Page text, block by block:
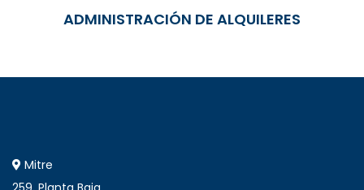
ADMINISTRACIÓN DE ALQUILERES
Mitre